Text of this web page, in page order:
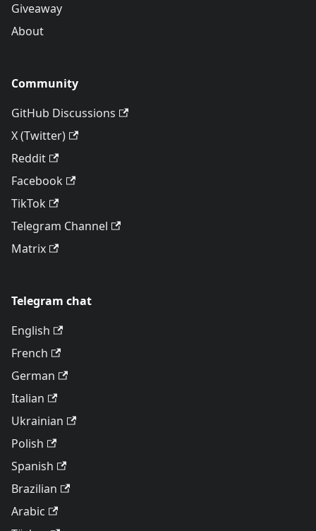
Giveaway
About
Community
GitHub Discussions
X (Twitter)
Reddit
Facebook
TikTok
Telegram Channel
Matrix
Telegram chat
English
French
German
Italian
Ukrainian
Polish
Spanish
Brazilian
Arabic